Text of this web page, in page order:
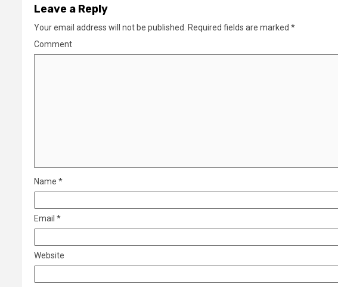
Leave a Reply
Your email address will not be published. Required fields are marked *
Comment
Name *
Email *
Website